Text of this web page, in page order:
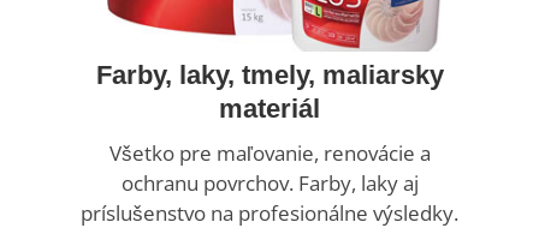
Farby, laky, tmely, maliarsky
materiál
Všetko pre maľovanie, renovácie a
ochranu povrchov. Farby, laky aj
príslušenstvo na profesionálne výsledky.